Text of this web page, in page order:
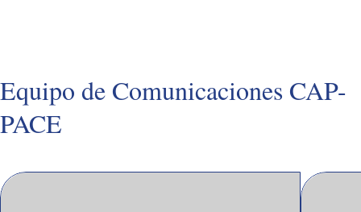
Equipo de Comunicaciones CAP-
PACE